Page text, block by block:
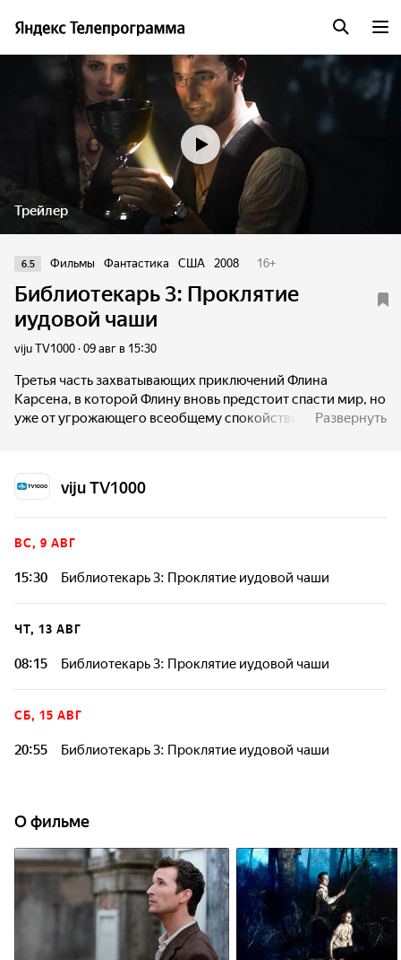
Трейлер
6.5 Фильмы Фантастика США 2008 16+
Библиотекарь 3: Проклятие
иудовой чаши
viju TV1000 · 09 авг в 15:30
Третья часть захватывающих приключений Флина
Карсена, в которой Флину вновь предстоит спасти мир, но
уже от угрожающего всеобщему спокойствию
которая совершенно неожиданно для Флина узнает в нем
Библиотекаря и обращается к нему за помощью. Вместе
великого вампира.
Развернуть
viju TV1000
ВС, 9 АВГ
15:30 Библиотекарь 3: Проклятие иудовой чаши
ЧТ, 13 АВГ
08:15 Библиотекарь 3: Проклятие иудовой чаши
СБ, 15 АВГ
20:55 Библиотекарь 3: Проклятие иудовой чаши
О фильме